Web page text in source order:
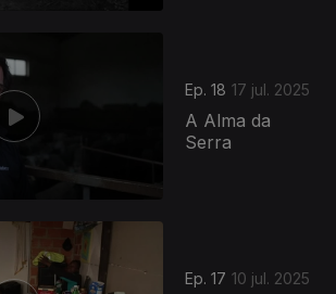
Ep. 18 17 jul. 2025
A Alma da
Serra
Ep. 17 10 jul. 2025